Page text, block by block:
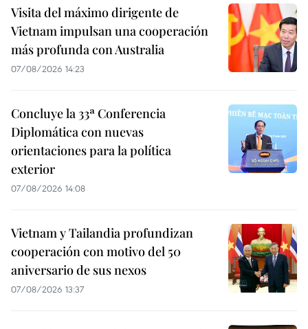
Visita del máximo dirigente de
Vietnam impulsan una cooperación
más profunda con Australia
07/08/2026 14:23
Concluye la 33ª Conferencia
Diplomática con nuevas
orientaciones para la política
exterior
07/08/2026 14:08
Vietnam y Tailandia profundizan
cooperación con motivo del 50
aniversario de sus nexos
07/08/2026 13:37